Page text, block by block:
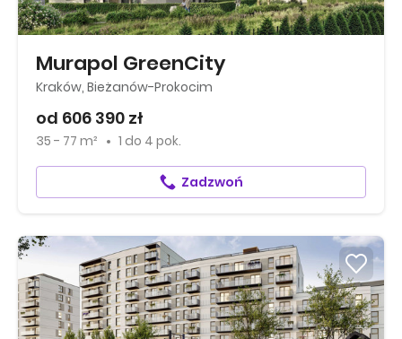
Murapol GreenCity
Kraków, Bieżanów-Prokocim
od 606 390 zł
35 - 77 m² 1 do 4 pok.
Zadzwoń